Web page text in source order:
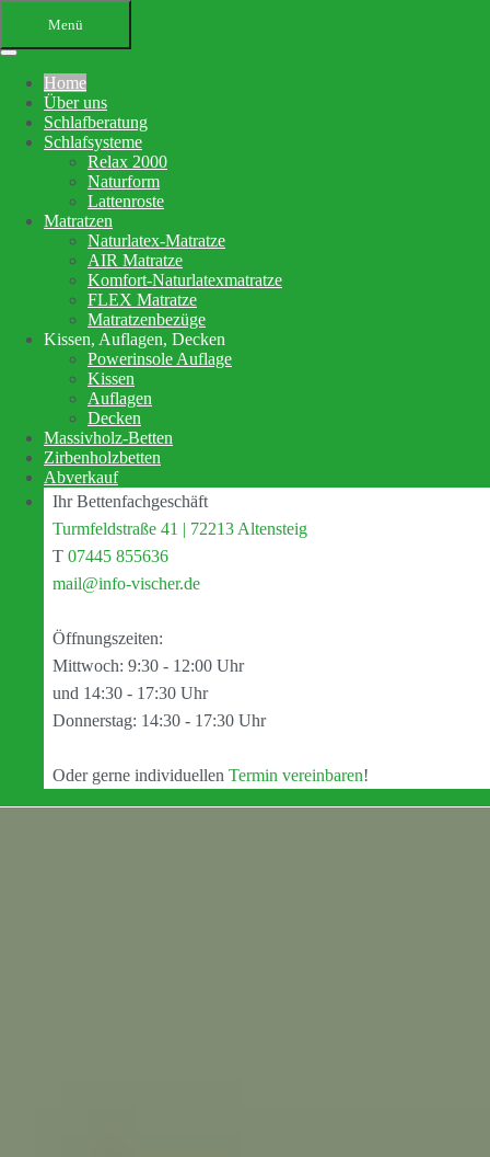
Menü
Home
Über uns
Schlafberatung
Schlafsysteme
Relax 2000
Naturform
Lattenroste
Matratzen
Naturlatex-Matratze
AIR Matratze
Komfort-Naturlatexmatratze
FLEX Matratze
Matratzenbezüge
Kissen, Auflagen, Decken
Powerinsole Auflage
Kissen
Auflagen
Decken
Massivholz-Betten
Zirbenholzbetten
Abverkauf
Ihr Bettenfachgeschäft
Turmfeldstraße 41 | 72213 Altensteig
T 07445 855636
mail@info-vischer.de
Öffnungszeiten:
Mittwoch: 9:30 - 12:00 Uhr
und 14:30 - 17:30 Uhr
Donnerstag: 14:30 - 17:30 Uhr
Oder gerne individuellen Termin vereinbaren!
Ihr Bettenfachgeschäft in
Altensteig
Matratzenberatung
und Betten
Ihre Schlafberatung
Schlafsystem Relax 2000
Matratzen aus reinem Naturlatex